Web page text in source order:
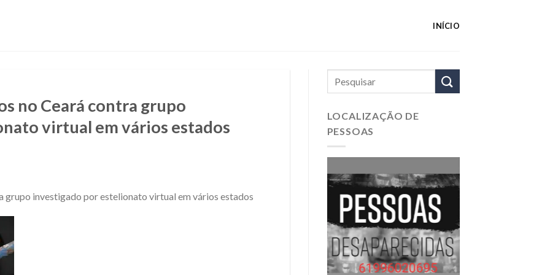
INÍCIO
no Ceará contra grupo
virtual em vários estados
grupo investigado por estelionato virtual em vários estados
LOCALIZAÇÃO DE
PESSOAS